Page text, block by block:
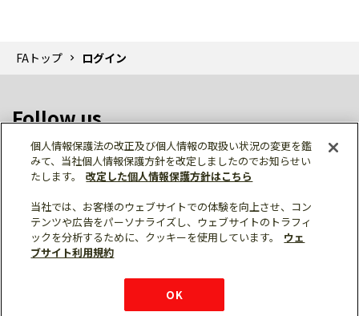
FAトップ ログイン
Follow us
個人情報保護 利用規約
ご利用にあたって
サイトマップ
三菱電機トップ
個人情報保護法の改正及び個人情報の取扱い状況の変更を鑑
みて、当社個人情報保護方針を改定しましたのでお知らせい
たします。
改定した個人情報保護方針はこちら
当社では、お客様のウェブサイトでの体験を向上させ、コン
テンツや広告をパーソナライズし、ウェブサイトのトラフィ
ックを分析するために、クッキーを使用しています。
ウェ
ブサイト利用規約
OK
チャットサービス